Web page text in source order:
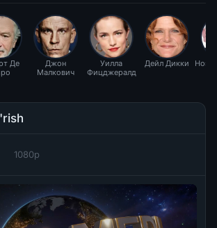
Де
Джон
Малкович
Уилла
Фицджералд
Дейл Дикки
1080p